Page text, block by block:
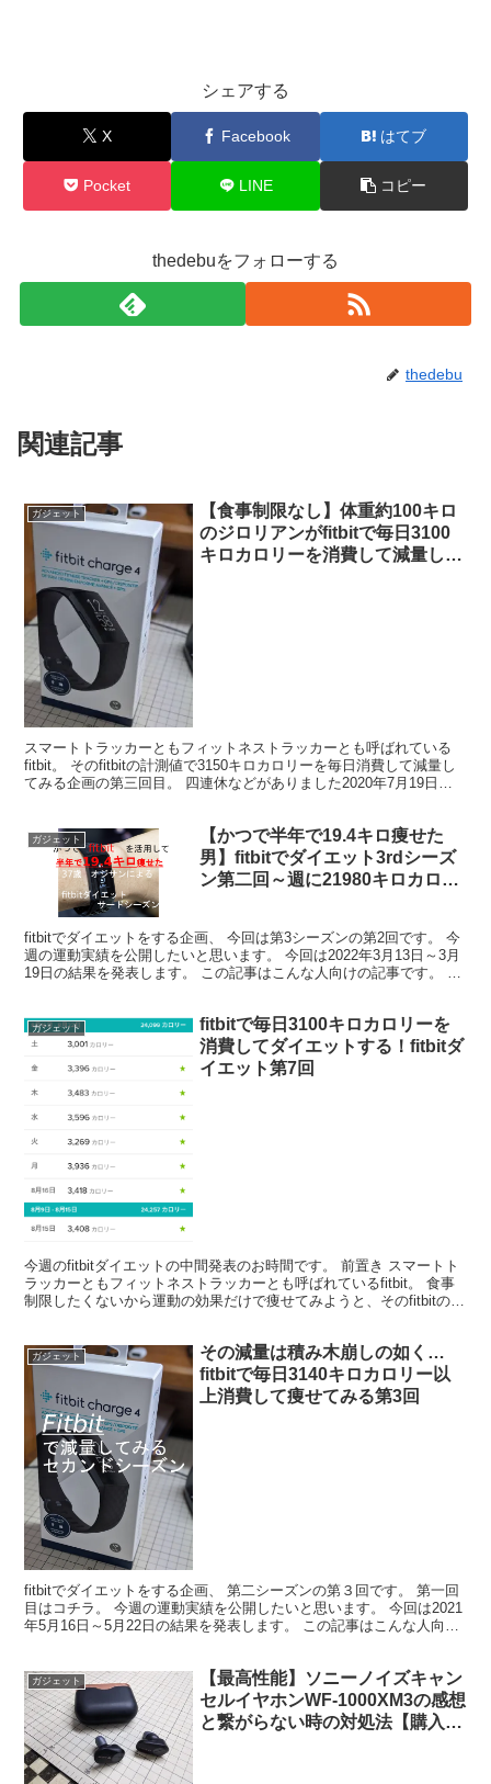
シェアする
X Facebook はてブ
Pocket LINE コピー
thedebuをフォローする
thedebu
関連記事
ガジェット
【食事制限なし】体重約100キロ
のジロリアンがfitbitで毎日3100
キロカロリーを消費して減量して
スマートトラッカーともフィットネストラッカーとも呼ばれている
fitbit。 そのfitbitの計測値で3150キロカロリーを毎日消費して減量し
てみる企画の第三回目。 四連休などがありました2020年7月19日～
ガジェット
【かつで半年で19.4キロ痩せた
男】fitbitでダイエット3rdシーズ
ン第二回～週に21980キロカロリ
fitbitでダイエットをする企画、 今回は第3シーズンの第2回です。 今
週の運動実績を公開したいと思います。 今回は2022年3月13日～3月
19日の結果を発表します。 この記事はこんな人向けの記事です。 ・
ガジェット
fitbitで毎日3100キロカロリーを
消費してダイエットする！fitbitダ
イエット第7回
今週のfitbitダイエットの中間発表のお時間です。 前置き スマートト
ラッカーともフィットネストラッカーとも呼ばれているfitbit。 食事
制限したくないから運動の効果だけで痩せてみようと、そのfitbitの計
ガジェット
その減量は積み木崩しの如く…
fitbitで毎日3140キロカロリー以
上消費して痩せてみる第3回
fitbitでダイエットをする企画、 第二シーズンの第３回です。 第一回
目はコチラ。 今週の運動実績を公開したいと思います。 今回は2021
年5月16日～5月22日の結果を発表します。 この記事はこんな人向け
ガジェット
【最高性能】ソニーノイズキャン
セルイヤホンWF-1000XM3の感想
と繋がらない時の対処法【購入一